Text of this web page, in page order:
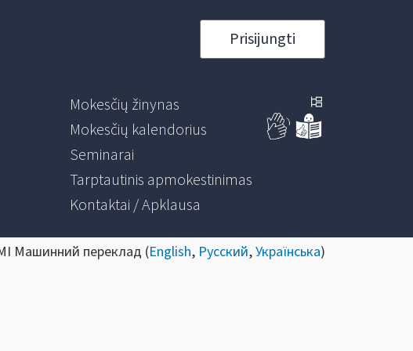
Prisijungti
Mokesčių žinynas
Mokesčių kalendorius
Seminarai
Tarptautinis apmokestinimas
Kontaktai / Apklausa
Машинний переклад (English, Русский,Українська)